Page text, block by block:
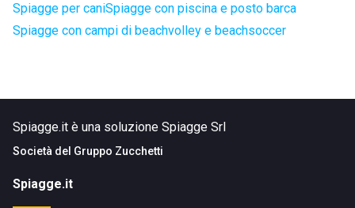
Spiagge per caniSpiagge con piscina e posto barca
Spiagge con campi di beachvolley e beachsoccer
Spiagge.it è una soluzione Spiagge Srl
Società del Gruppo Zucchetti
Spiagge.it